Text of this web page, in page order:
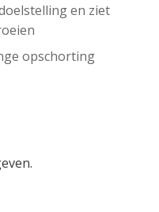
en ziet
opschorting